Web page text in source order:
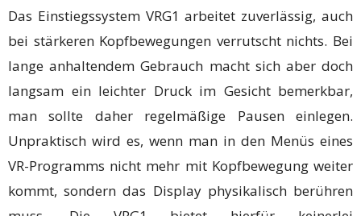
Das Einstiegssystem VRG1 arbeitet zuverlässig, auch
bei stärkeren Kopfbewegungen verrutscht nichts. Bei
lange anhaltendem Gebrauch macht sich aber doch
langsam ein leichter Druck im Gesicht bemerkbar,
man sollte daher regelmäßige Pausen einlegen.
Unpraktisch wird es, wenn man in den Menüs eines
VR-Programms nicht mehr mit Kopfbewegung weiter
kommt, sondern das Display physikalisch berühren